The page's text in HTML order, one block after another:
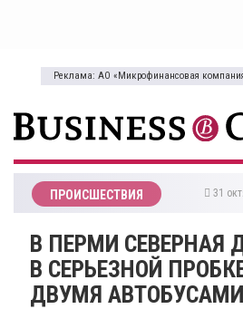
Реклама: АО «Микрофинансовая компания
ПРОИСШЕСТВИЯ 31
В ПЕРМИ СЕВЕРНАЯ
В СЕРЬЕЗНОЙ
ДВУМЯ АВТОБУСАМИ